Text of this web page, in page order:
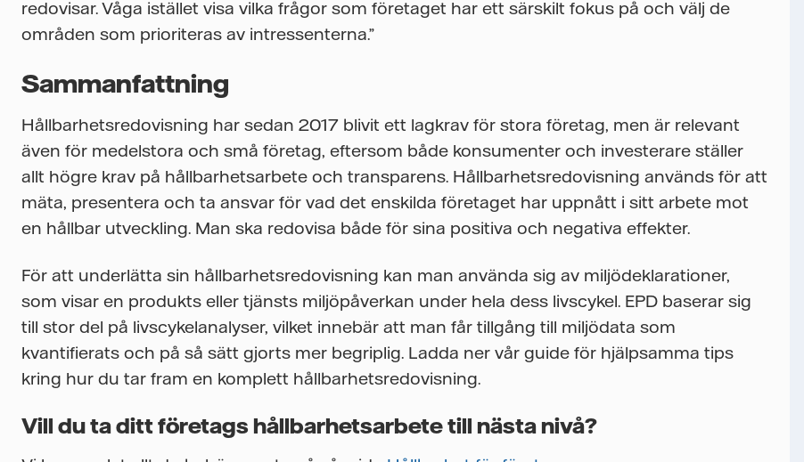
redovisar. Våga istället visa vilka frågor som företaget har ett särskilt fokus på och välj de
områden som prioriteras av intressenterna.”
Sammanfattning
Hållbarhetsredovisning har sedan 2017 blivit ett lagkrav för stora företag, men är relevant
även för medelstora och små företag, eftersom både konsumenter och investerare ställer
allt högre krav på hållbarhetsarbete och transparens. Hållbarhetsredovisning används för att
mäta, presentera och ta ansvar för vad det enskilda företaget har uppnått i sitt arbete mot
en hållbar utveckling. Man ska redovisa både för sina positiva och negativa effekter.
För att underlätta sin hållbarhetsredovisning kan man använda sig av miljödeklarationer,
som visar en produkts eller tjänsts miljöpåverkan under hela dess livscykel. EPD baserar sig
till stor del på livscykelanalyser, vilket innebär att man får tillgång till miljödata som
kvantifierats och på så sätt gjorts mer begriplig. Ladda ner vår guide för hjälpsamma tips
kring hur du tar fram en komplett hållbarhetsredovisning.
Vill du ta ditt företags hållbarhetsarbete till nästa nivå?